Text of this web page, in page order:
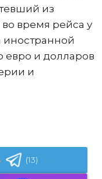
из
во время рейса у
иностранной
евро и долларов
и
(13)